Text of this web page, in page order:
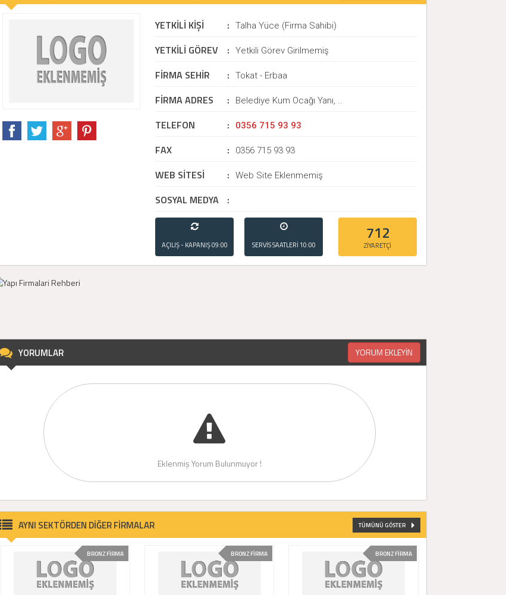
YETKİLİ KİŞİ : Talha Yüce (Firma Sahibi)
YETKİLİ GÖREV : Yetkili Görev Girilmemiş
FİRMA SEHİR : Tokat - Erbaa
FİRMA ADRES : Belediye Kum Ocağı Yanı, ..
TELEFON : 0356 715 93 93
FAX : 0356 715 93 93
WEB SİTESİ : Web Site Eklenmemiş
SOSYAL MEDYA :
AÇILIŞ - KAPANIŞ09:00
- 21:00
SERVİS SAATLERİ 10:00
- 20:00
712
ZİYARETÇİ
YORUMLAR YORUM EKLEYİN
Eklenmiş Yorum Bulunmuyor !
AYNI SEKTÖRDEN DİĞER FİRMALAR TÜMÜNÜ GÖSTER
BRONZ FİRMA BRONZ FİRMA BRONZ FİRMA